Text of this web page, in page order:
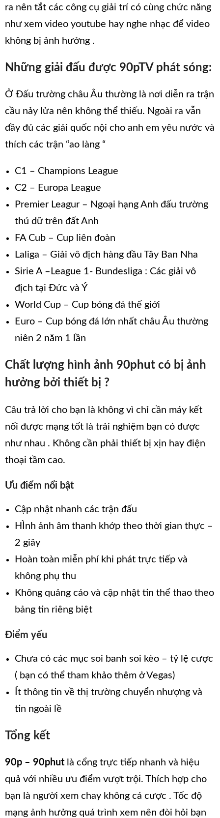
ra nên tắt các công cụ giải trí có cùng chức năng
như xem video youtube hay nghe nhạc để video
không bị ảnh hưởng .
Những giải đấu được 90pTV phát sóng:
Ở Đấu trường châu Âu thường là nơi diễn ra trận
cầu nảy lửa nên không thể thiếu. Ngoài ra vẫn
đầy đủ các giải quốc nội cho anh em yêu nước và
thích các trận “ao làng “
C1 – Champions League
C2 – Europa League
Premier Leagur – Ngoại hạng Anh đấu trường
thú dữ trên đất Anh
FA Cub – Cup liên đoàn
Laliga – Giải vô địch hàng đầu Tây Ban Nha
Sirie A –League 1- Bundesliga : Các giải vô
địch tại Đức và Ý
World Cup – Cup bóng đá thế giới
Euro – Cup bóng đá lớn nhất châu Âu thường
niên 2 năm 1 lần
Chất lượng hình ảnh 90phut có bị ảnh
hưởng bởi thiết bị ?
Câu trả lời cho bạn là không vì chỉ cần máy kết
nối được mạng tốt là trải nghiệm bạn có được
như nhau . Không cần phải thiết bị xịn hay điện
thoại tầm cao.
Ưu điểm nổi bật
Cập nhật nhanh các trận đấu
HÌnh ảnh âm thanh khớp theo thời gian thực –
2 giây
Hoàn toàn miễn phí khi phát trực tiếp và
không phụ thu
Không quảng cáo và cập nhật tin thể thao theo
bảng tin riêng biệt
Điểm yếu
Chưa có các mục soi banh soi kèo – tỷ lệ cược
( bạn có thể tham khảo thêm ở Vegas)
Ít thông tin về thị trường chuyển nhượng và
tin ngoài lề
Tổng kết
90p – 90phut là cổng trực tiếp nhanh và hiệu
quả với nhiều ưu điểm vượt trội. Thích hợp cho
bạn là người xem chay không cá cược . Tốc độ
mạng ảnh hưởng quá trình xem nên đòi hỏi bạn